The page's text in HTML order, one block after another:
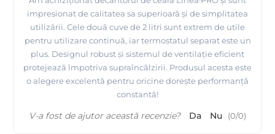
impresionat de calitatea sa superioară și de simplitatea
utilizării. Cele două cuve de 2 litri sunt extrem de utile
pentru utilizare continuă, iar termostatul separat este un
plus. Designul robust și sistemul de ventilație eficient
protejează împotriva supraîncălzirii. Produsul acesta este
o alegere excelentă pentru oricine dorește performanță
constantă!
V-a fost de ajutor această recenzie? Da Nu (0/0)